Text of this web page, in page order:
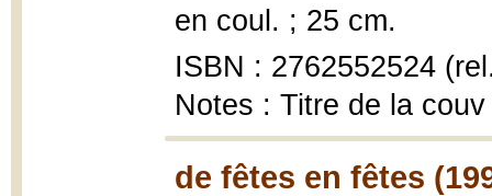
en coul. ; 25 cm.
ISBN : 2762552524
Notes : Titre de la couv
de fêtes en fêtes